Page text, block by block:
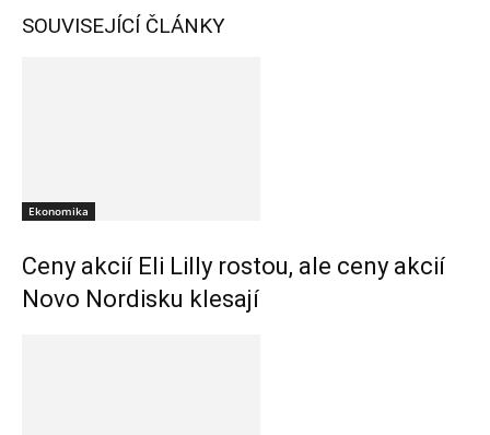
SOUVISEJÍCÍ ČLÁNKY
Ekonomika
Ceny akcií Eli Lilly rostou, ale ceny akcií
Novo Nordisku klesají